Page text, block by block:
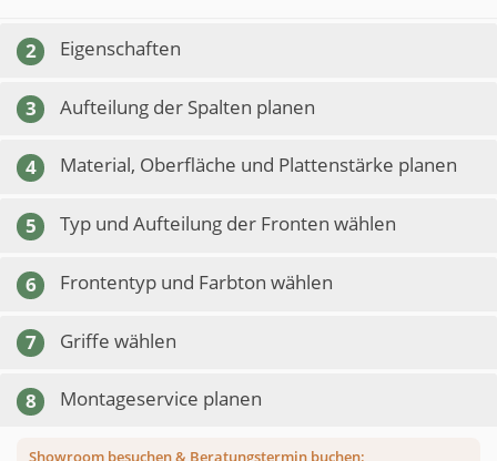
2 Eigenschaften
3 Aufteilung der Spalten planen
4 Material, Oberfläche und Plattenstärke planen
5 Typ und Aufteilung der Fronten wählen
6 Frontentyp und Farbton wählen
7 Griffe wählen
8 Montageservice planen
Showroom besuchen & Beratungstermin buchen: